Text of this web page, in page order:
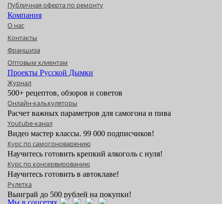
Публичная оферта по ремонту
Компания
О нас
Контакты
Франшиза
Оптовым клиентам
Проекты Русской Дымки
Журнал
500+ рецептов, обзоров и советов
Онлайн-калькуляторы
Расчет важных параметров для самогона и пива
Youtube-канал
Видео мастер классы. 99 000 подписчиков!
Курс по самогоноварению
Научитесь готовить крепкий алкоголь с нуля!
Курс по консервированию
Научитесь готовить в автоклаве!
Рулетка
Выиграй до 500 рублей на покупки!
Мы в соцсетях